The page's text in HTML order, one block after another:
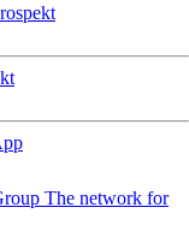
The network for